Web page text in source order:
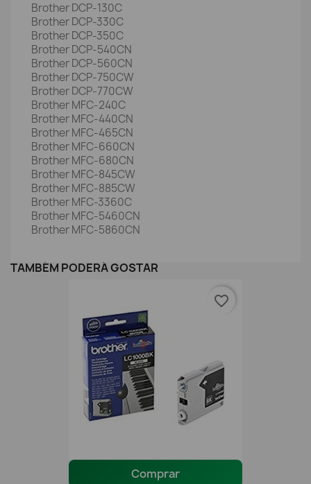
Brother DCP-130C
Brother DCP-330C
Brother DCP-350C
Brother DCP-540CN
Brother DCP-560CN
Brother DCP-750CW
Brother DCP-770CW
Brother MFC-240C
Brother MFC-440CN
Brother MFC-465CN
Brother MFC-660CN
Brother MFC-680CN
Brother MFC-845CW
Brother MFC-885CW
Brother MFC-3360C
Brother MFC-5460CN
Brother MFC-5860CN
TAMBÉM PODERÁ GOSTAR
Comprar
favorite_border